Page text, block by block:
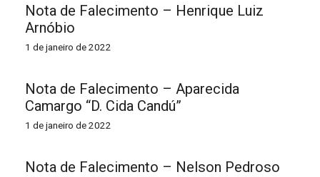
Nota de Falecimento – Henrique Luiz
Arnóbio
1 de janeiro de 2022
Nota de Falecimento – Aparecida
Camargo “D. Cida Candú”
1 de janeiro de 2022
Nota de Falecimento – Nelson Pedroso